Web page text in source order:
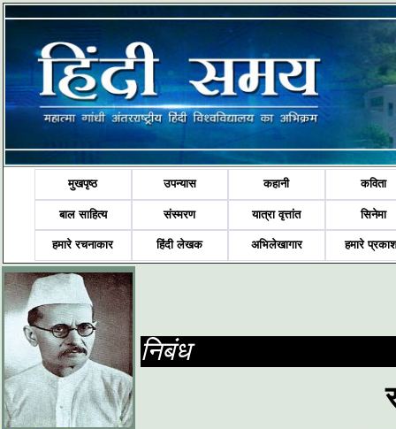
मुखपृष्ठ उपन्यास कहानी कविता
बाल साहित्य संस्मरण यात्रा वृत्तांत सिनेमा
हमारे रचनाकार हिंदी लेखक अभिलेखागार हमारे
निबंध